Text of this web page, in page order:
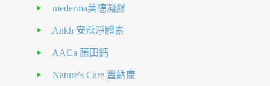
mederma美德凝膠
Ankh 安蔻淨體素
AACa 藤田鈣
Nature's Care 豐納康